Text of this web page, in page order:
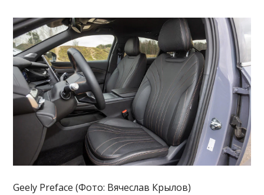
Geely Preface (Фото: Вячеслав Крылов)